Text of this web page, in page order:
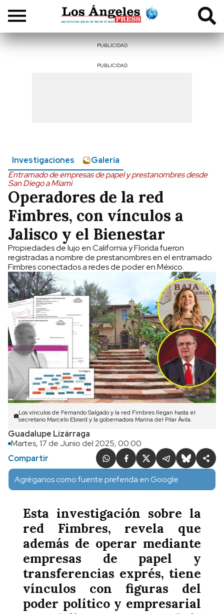
PUBLICIDAD
PUBLICIDAD
Investigaciones
Galería
Entramado de empresas de papel y prestanombres desde
San Diego a Miami
Operadores de la red
Fimbres, con vínculos a
Jalisco y el Bienestar
Propiedades de lujo en California y Florida fueron
registradas a nombre de prestanombres en el entramado
Fimbres conectados a redes de poder en México.
Los vínculos de Fernando Salgado y la red Fimbres llegan hasta el
secretario Marcelo Ebrard y la gobernadora Marina del Pilar Ávila.
Guadalupe Lizárraga
Martes, 17 de Junio del 2025, 00:00
Compartir
Agréganos como fuente preferida en Google
Esta investigación sobre la
red Fimbres, revela que
además de operar mediante
empresas de papel y
transferencias exprés, tiene
vínculos con figuras del
poder político y empresarial